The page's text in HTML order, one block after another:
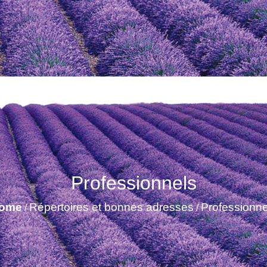
Professionnels
/Répertoires et bonnes adresses/